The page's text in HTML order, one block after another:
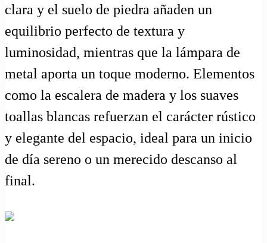
clara y el suelo de piedra añaden un
equilibrio perfecto de textura y
luminosidad, mientras que la lámpara de
metal aporta un toque moderno. Elementos
como la escalera de madera y los suaves
toallas blancas refuerzan el carácter rústico
y elegante del espacio, ideal para un inicio
de día sereno o un merecido descanso al
final.